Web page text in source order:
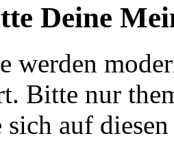
Deine
werden
Bitte nur
sich auf